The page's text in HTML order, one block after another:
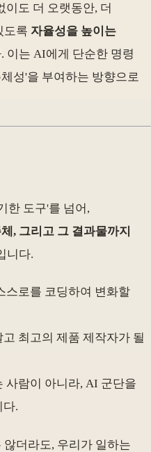
이도 더 오랫동안, 더
도록 자율성을 높이는
이는 AI에게 단순한 명령
성'을 부여하는 방향으로
한 도구'를 넘어,
, 그리고 그 결과물까지
니다.
스로를 코딩하여 변화할
최고의 제품 제작자가 될
사람이 아니라, AI 군단을
다.
더라도, 우리가 일하는